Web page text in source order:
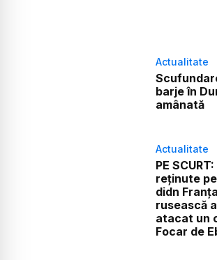
Actualitate
barje în
amânată
Actualitate
PE
reținute
didn
rusească
atacat un
Focar de